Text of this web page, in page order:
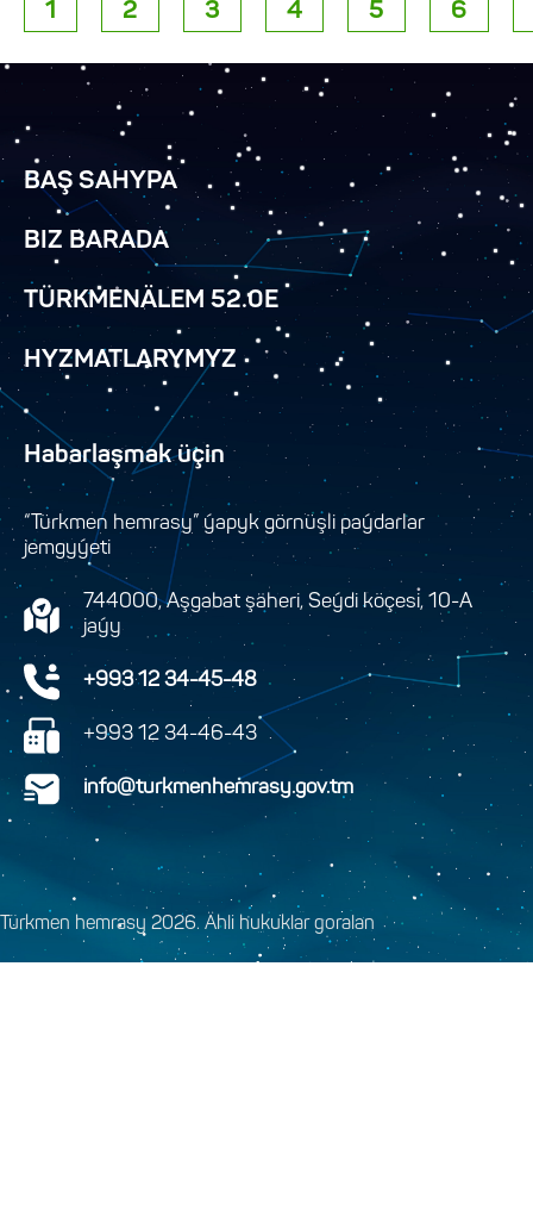
1 2 3 4 5 6
BAŞ SAHYPA
BIZ BARADA
TÜRKMENÄLEM 52.0E
HYZMATLARYMYZ
Habarlaşmak üçin
“Türkmen hemrasy” ýapyk görnüşli paýdarlar
jemgyýeti
744000, Aşgabat şäheri, Seýdi köçesi, 10-A
jaýy
+993 12 34-45-48
+993 12 34-46-43
info@turkmenhemrasy.gov.tm
Türkmen hemrasy 2026. Ähli hukuklar goralan